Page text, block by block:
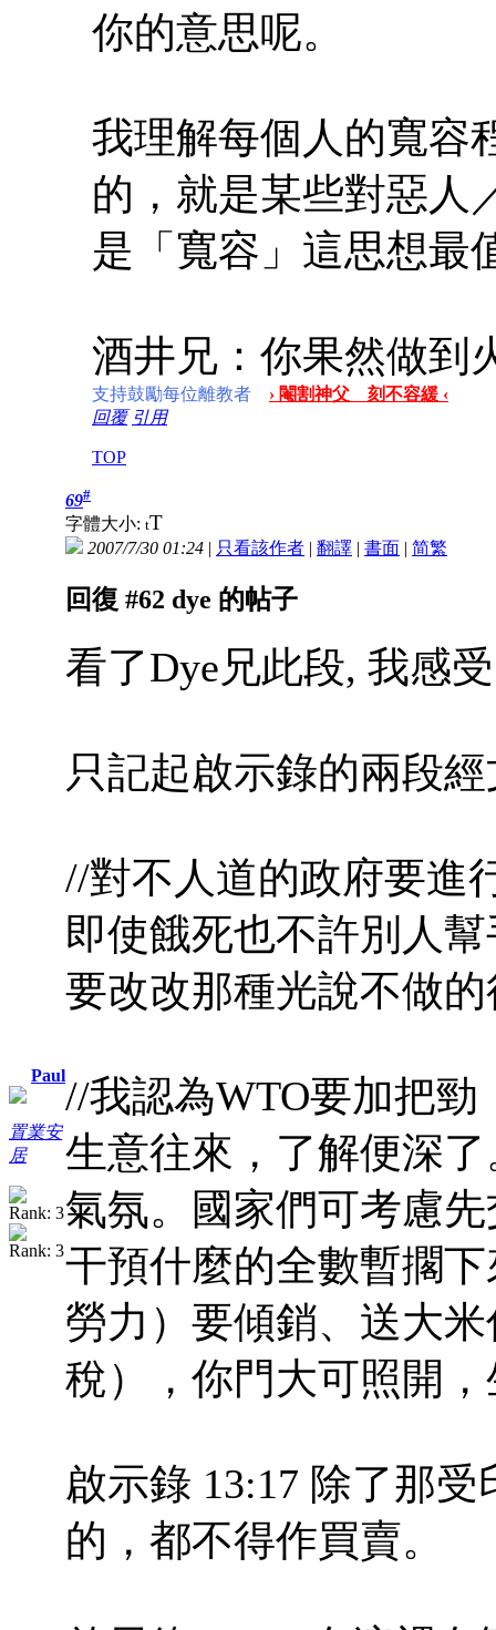
你的意思呢。
我理解每個人的寬容
的，就是某些對惡人
是「寬容」這思想最
酒井兄：你果然做到
支持鼓勵每位離教者
› 閹割神父 刻不容緩 ‹
回覆 引用
TOP
Paul
置業安
居
69#
字體大小: tT
2007/7/30 01:24 | 只看該作者 | 翻譯 | 書面 | 简繁
回復 #62 dye 的帖子
看了Dye兄此段, 我感
只記起啟示錄的兩段經
//對不人道的政府要進
即使餓死也不許別人
要改改那種光說不做
//我認為WTO要加把
生意往來，了解便深
氣氛。國家們可考慮
干預什麼的全數暫擱
勞力）要傾銷、送大
稅），你門大可照開
啟示錄 13:17 除了那
的，都不得作買賣。